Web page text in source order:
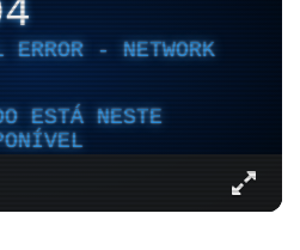
- NETWORK
ESTÁ NESTE